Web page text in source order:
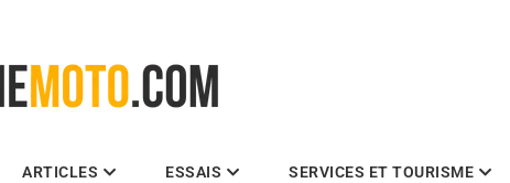
ARTICLES ESSAIS SERVICES ET TOURISME